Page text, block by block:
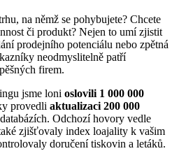
na němž se pohybujete? Chcete
či produkt? Nejen to umí zjistit
prodejního potenciálu nebo zpětná
neodmyslitelně patří
firem.
jsme loni oslovili 1 000 000
provedli aktualizaci 200 000
Odchozí hovory vedle
zjišťovaly index loajality k vašim
doručení tiskovin a letáků.